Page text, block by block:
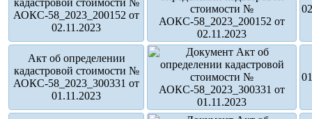
АОКС-58_2023_200152 от
02.11.2023
Акт об определении
кадастровой стоимости №
АОКС-58_2023_300331 от
01.11.2023